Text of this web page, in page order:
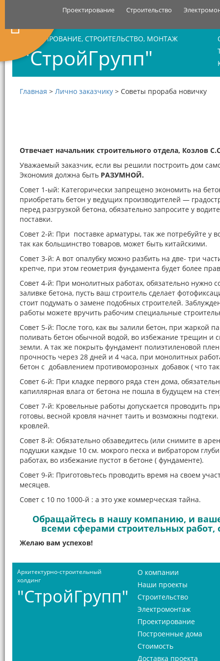
Проектирование Строительство
ПРОЕКТИРОВАНИЕ, СТРОИТЕЛЬСТВО, МОНТАЖ
"СтройГрупп"
Главная > Лично заказчику > Советы прораба новичку
Отвечает начальник строительного отдела, Козлов
Уважаемый заказчик, если вы решили построить дом
Экономия должна быть РАЗУМНОЙ.
Совет 1-ый: Категорически запрещено экономить на
приобретать бетон у ведущих производителей —
перед разгрузкой бетона, обязательно запросите у
поставки.
Совет 2-й: При поставке арматуры, так же потребуйте у
так как большинство товаров, может быть китайскими.
Совет 3-й: А вот опалубку можно разбить на две- три
крепче, при этом геометрия фундамента будет более
Совет 4-й: При монолитных работах, обязательно нужно
заливке бетона, пусть ваш строитель сделает
стоит подумать о замене подобных строителей.
работы можете вручить рабочим специальные
Совет 5-й: После того, как вы залили бетон, при жаркой
поливать бетон обычной водой, во избежание трещин и
земли. А так же покрыть фундамент полиэтиленовой
прочность через 28 дней и 4 часа, при монолитных
бетон с добавлением противоморозных добавок ( что
Совет 6-й: При кладке первого ряда стен дома,
капиллярная влага от бетона не пошла в будущем на
Совет 7-й: Кровельные работы допускается проводить
готовы, весной кровля начнет таить и возможны
кровлей.
Совет 8-й: Обязательно обзаведитесь (или снимите в
подушки каждые 10 см. мокрого песка и вибратором
работах, во избежание пустот в бетоне ( фундаменте).
Совет 9-й: Приготовьтесь проводить время на своем
месяцев.
Совет с 10 по 1000-й : а это уже коммерческая тайна.
Обращайтесь в нашу компанию, и
всеми сферами строительных работ,
Желаю вам успехов!
Архитектурно-строительный
холдинг
"СтройГрупп"
О компании
Наши проекты
Строительство
Электромонтаж
Проектирование
Построенные дома
Стоимость
Доставка проекта